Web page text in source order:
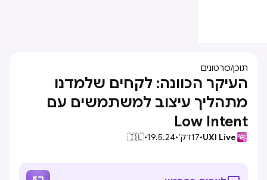
תוכן/סרטונים
העיקר הכוונה: לקחים שלמדנו
מתהליך עיצוב למשתמשים עם
Low Intent
UXI Live
•
17דק׳•
19.5.24
•
🇮🇱